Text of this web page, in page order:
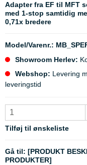
Adapter fra EF til MFT
med 1-stop samtidig
0,71x bredere
Model/Varenr.:
Showroom Herlev:
Webshop: Levering
leveringstid
Tilføj til ønskeliste
Gå til: [PRODUKT
PRODUKTER]